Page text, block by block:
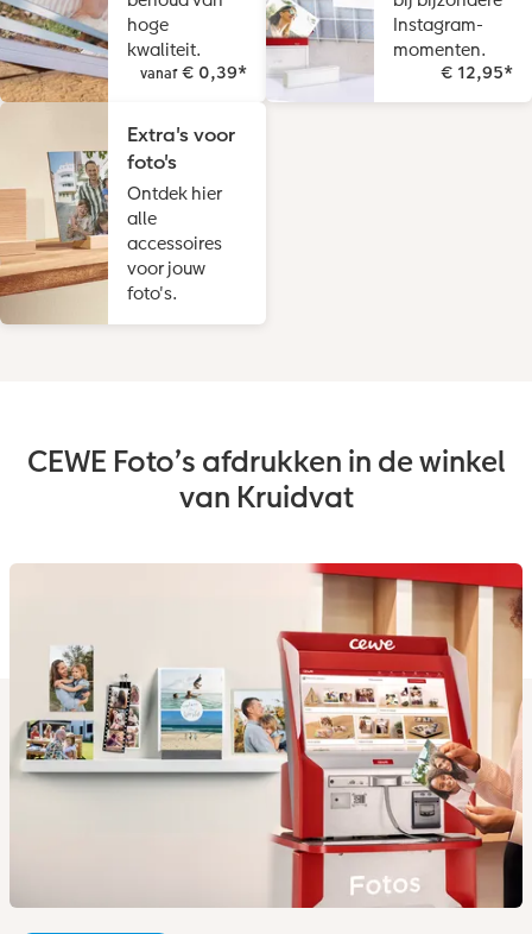
hoge
kwaliteit.
vanaf€ 0,39*
Instagram-
momenten.
€ 12,95*
Extra's voor
foto's
Ontdek hier
alle
accessoires
voor jouw
foto's.
CEWE Foto’s afdrukken in de winkel
van Kruidvat